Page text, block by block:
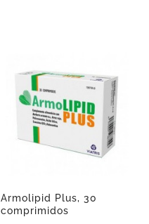
Armolipid Plus, 30
comprimidos